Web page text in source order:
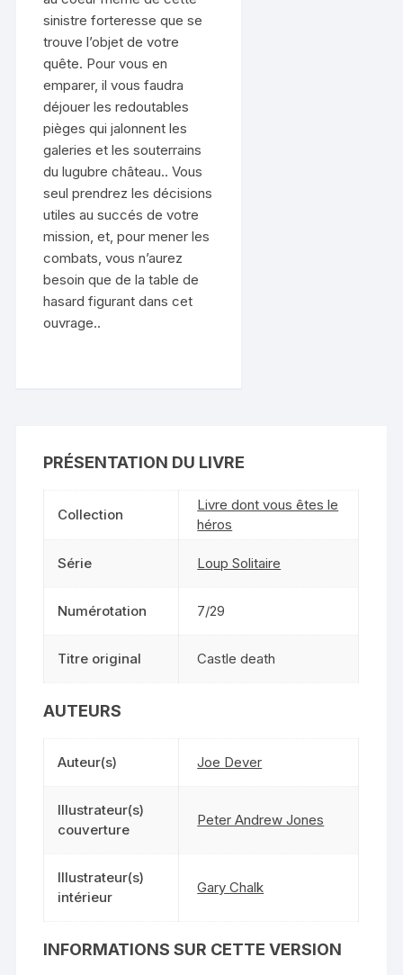
sinistre forteresse que se
trouve l’objet de votre
quête. Pour vous en
emparer, il vous faudra
déjouer les redoutables
pièges qui jalonnent les
galeries et les souterrains
du lugubre château.. Vous
seul prendrez les décisions
utiles au succés de votre
mission, et, pour mener les
combats, vous n’aurez
besoin que de la table de
hasard figurant dans cet
ouvrage..
PRÉSENTATION DU LIVRE
Collection
Livre dont vous êtes le
héros
Série Loup Solitaire
Numérotation 7/29
Titre original Castle death
AUTEURS
Auteur(s) Joe Dever
Illustrateur(s)
couverture
Peter Andrew Jones
Illustrateur(s)
intérieur
Gary Chalk
INFORMATIONS SUR CETTE VERSION